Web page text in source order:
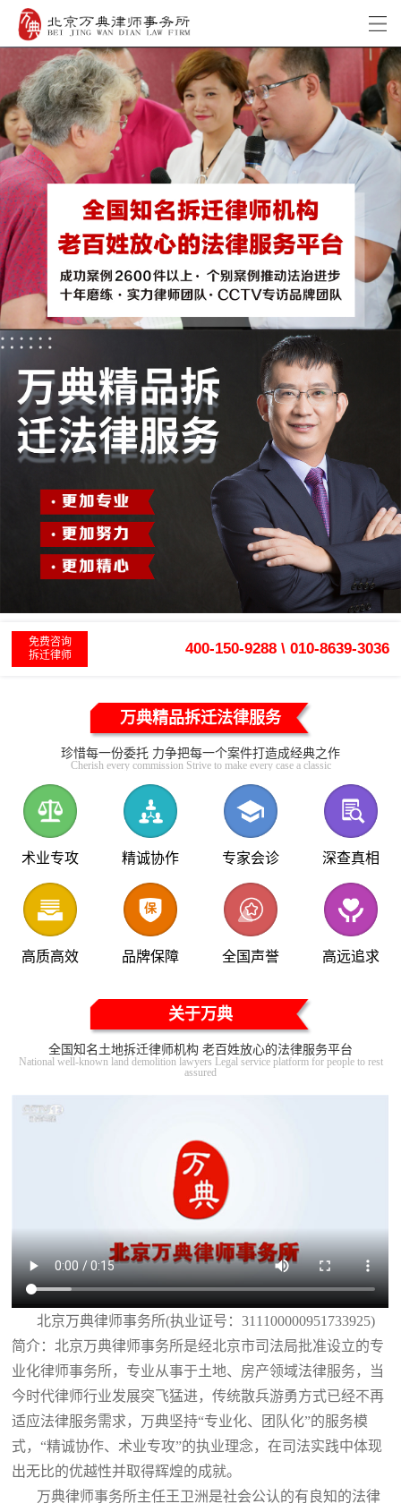
免费咨询
拆迁律师
400-150-9288 \ 010-8639-3036
万典精品拆迁法律服务
珍惜每一份委托 力争把每一个案件打造成经典之作
Cherish every commission Strive to make every case a classic
术业专攻 精诚协作 专家会诊 深查真相
高质高效 品牌保障 全国声誉 高远追求
关于万典
全国知名土地拆迁律师机构 老百姓放心的法律服务平台
National well-known land demolition lawyers Legal service platform for people to rest
assured
北京万典律师事务所(执业证号：311100000951733925)
简介：北京万典律师事务所是经北京市司法局批准设立的专
业化律师事务所，专业从事于土地、房产领域法律服务，当
今时代律师行业发展突飞猛进，传统散兵游勇方式已经不再
适应法律服务需求，万典坚持“专业化、团队化”的服务模
式，“精诚协作、术业专攻”的执业理念，在司法实践中体现
出无比的优越性并取得辉煌的成就。
万典律师事务所主任王卫洲是社会公认的有良知的法律